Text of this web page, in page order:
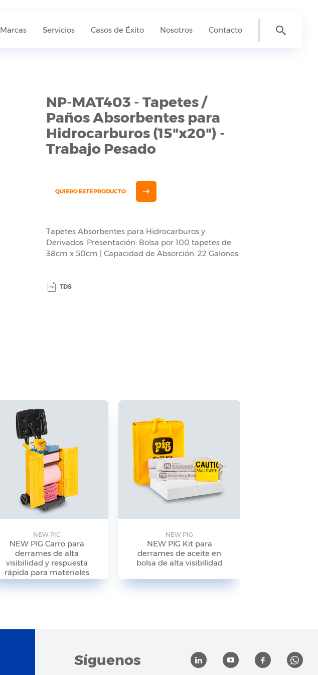
Marcas Servicios Casos de Éxito Nosotros Contacto
NP-MAT403 - Tapetes /
Paños Absorbentes para
Hidrocarburos (15"x20") -
Trabajo Pesado
QUIERO ESTE PRODUCTO
Tapetes Absorbentes para Hidrocarburos y
Derivados. Presentación: Bolsa por 100 tapetes de
38cm x 50cm | Capacidad de Absorción: 22 Galones.
TDS
NEW PIG
NEW PIG Carro para
derrames de alta
visibilidad y respuesta
rápida para materiales
peligrosos
NEW PIG
NEW PIG Kit para
derrames de aceite en
bolsa de alta visibilidad
Síguenos